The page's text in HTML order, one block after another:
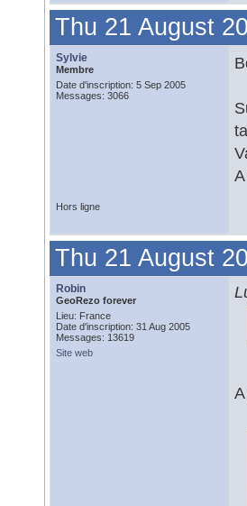
Thu 21 August
Sylvie
Membre
Date d'inscription: 5 Sep 2005
Messages: 3066
Hors ligne
Thu 21 August
Robin
GeoRezo forever
Lieu: France
Date d'inscription: 31 Aug 2005
Messages: 13619
Site web